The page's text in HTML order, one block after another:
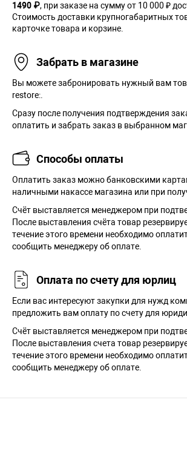
1490 ₽, при заказе на сумму от 10 000 ₽
Стоимость доставки крупногабаритных
карточке товара и корзине.
Забрать в магазине
Вы можете забронировать нужный вам
restore:.
Сразу после получения подтверждения
оплатить и забрать заказ в выбранном
Способы оплаты
Оплатить заказ можно банковскими
наличными накассе магазина или при
Cчёт выставляется менеджером при
После выставления счёта товар
течение этого времени необходимо
сообщить менеджеру об оплате.
Оплата по счету для юрлиц
Если вас интересуют закупки для нужд
предложить вам оплату по счету для
Счёт выставляется менеджером при
После выставления счета товар
течение этого времени необходимо
сообщить менеджеру об оплате.